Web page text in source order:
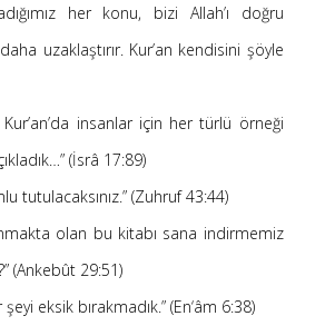
Kur’an’ın Emri midir?
her konu, bizi Allah’ı doğru
uzaklaştırır. Kur’an kendisini şöyle
insanlar için her türlü örneği
(İsrâ 17:89)
tutulacaksınız.” (Zuhruf 43:44)
olan bu kitabı sana indirmemiz
(Ankebût 29:51)
eksik bırakmadık.” (En‘âm 6:38)